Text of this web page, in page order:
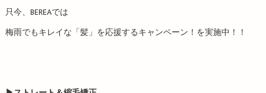
只今、BEREAでは
梅雨でもキレイな「髪」を応援するキャンペーン！を実施中！！